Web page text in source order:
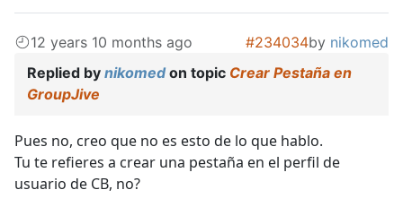
12 years 10 months ago #234034by nikomed
Replied by nikomedon topic Crear Pestaña en
GroupJive
Pues no, creo que no es esto de lo que hablo.
Tu te refieres a crear una pestaña en el perfil de
usuario de CB, no?